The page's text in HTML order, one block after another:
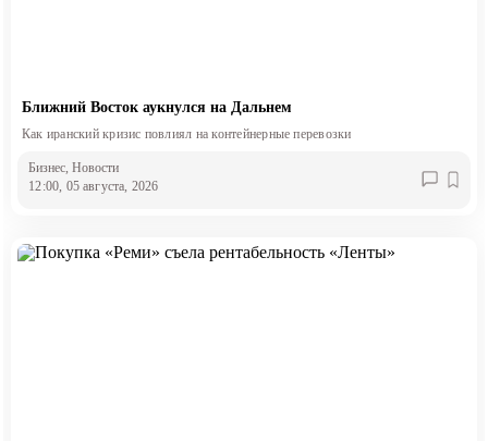
Ближний Восток аукнулся на Дальнем
Как иранский кризис повлиял на контейнерные перевозки
Бизнес, Новости
12:00, 05 августа, 2026